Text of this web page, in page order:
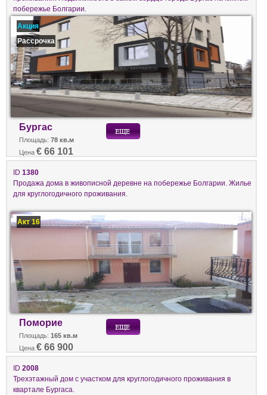
побережье Болгарии.
Акция
Рассрочка
Бургас
Площадь: 78 кв.м
Цена € 66 101
ID 1380
Продажа дома в живописной деревне на побережье Болгарии. Жилье
для круглогодичного проживания.
Акт 16
Поморие
Площадь: 165 кв.м
Цена € 66 900
ID 2008
Трехэтажный дом с участком для круглогодичного проживания в
квартале Бургаса.